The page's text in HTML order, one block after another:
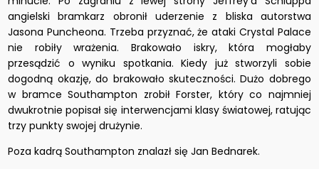
angielski bramkarz obronił uderzenie z bliska autorstwa
Jasona Puncheona. Trzeba przyznać, że ataki Crystal Palace
nie robiły wrażenia. Brakowało iskry, która mogłaby
przesądzić o wyniku spotkania. Kiedy już stworzyli sobie
dogodną okazję, do brakowało skuteczności. Dużo dobrego
w bramce Southampton zrobił Forster, który co najmniej
dwukrotnie popisał się interwencjami klasy światowej, ratując
trzy punkty swojej drużynie.
Poza kadrą Southampton znalazł się Jan Bednarek.